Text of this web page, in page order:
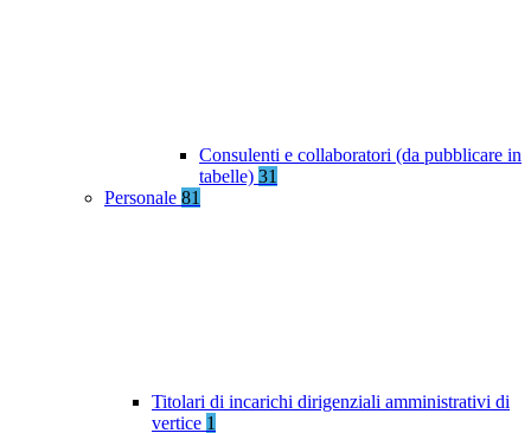
Consulenti e collaboratori (da pubblicare in
tabelle) 31
Personale 81
Titolari di incarichi dirigenziali amministrativi di
vertice 1